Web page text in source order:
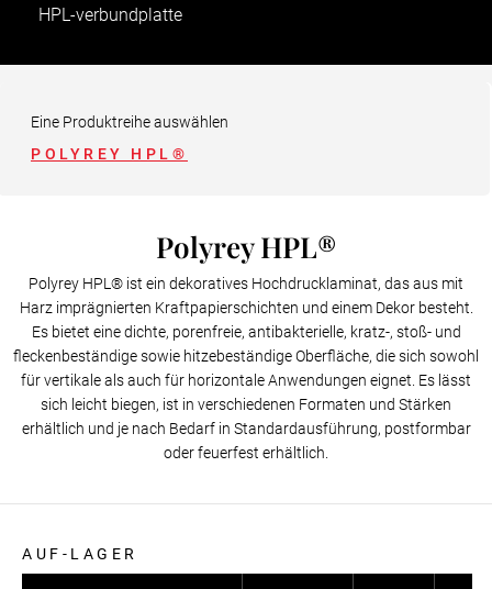
HPL-verbundplatte
Eine Produktreihe auswählen
POLYREY HPL®
Polyrey HPL®
Polyrey HPL® ist ein dekoratives Hochdrucklaminat, das aus mit
Harz imprägnierten Kraftpapierschichten und einem Dekor besteht.
Es bietet eine dichte, porenfreie, antibakterielle, kratz-, stoß- und
fleckenbeständige sowie hitzebeständige Oberfläche, die sich sowohl
für vertikale als auch für horizontale Anwendungen eignet. Es lässt
sich leicht biegen, ist in verschiedenen Formaten und Stärken
erhältlich und je nach Bedarf in Standardausführung, postformbar
oder feuerfest erhältlich.
AUF-LAGER